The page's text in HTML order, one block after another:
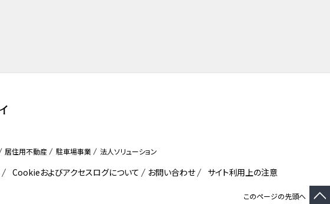
このページの先頭へ
居住用不動産 駐車場事業 法人ソリューション
Cookieおよびアクセスログについて お問い合わせ サイト利用上の注意